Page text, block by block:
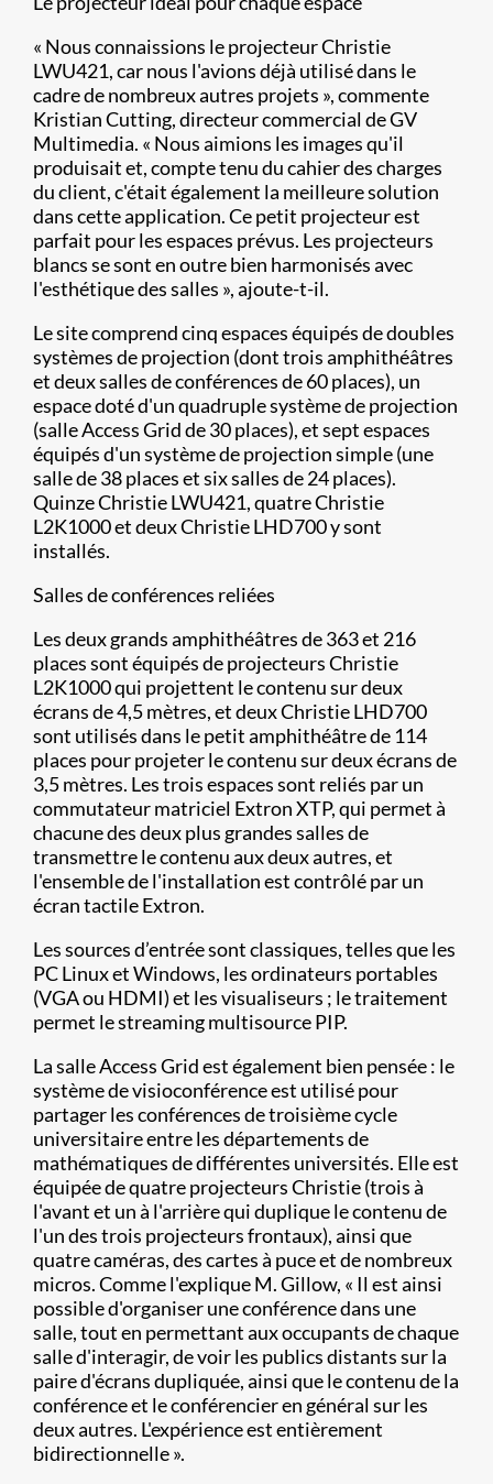
« Nous connaissions le projecteur Christie
LWU421, car nous l'avions déjà utilisé dans le
cadre de nombreux autres projets », commente
Kristian Cutting, directeur commercial de GV
Multimedia. « Nous aimions les images qu'il
produisait et, compte tenu du cahier des charges
du client, c'était également la meilleure solution
dans cette application. Ce petit projecteur est
parfait pour les espaces prévus. Les projecteurs
blancs se sont en outre bien harmonisés avec
l'esthétique des salles », ajoute-t-il.
Le site comprend cinq espaces équipés de doubles
systèmes de projection (dont trois amphithéâtres
et deux salles de conférences de 60 places), un
espace doté d'un quadruple système de projection
(salle Access Grid de 30 places), et sept espaces
équipés d'un système de projection simple (une
salle de 38 places et six salles de 24 places).
Quinze Christie LWU421, quatre Christie
L2K1000 et deux Christie LHD700 y sont
installés.
Salles de conférences reliées
Les deux grands amphithéâtres de 363 et 216
places sont équipés de projecteurs Christie
L2K1000 qui projettent le contenu sur deux
écrans de 4,5 mètres, et deux Christie LHD700
sont utilisés dans le petit amphithéâtre de 114
places pour projeter le contenu sur deux écrans de
3,5 mètres. Les trois espaces sont reliés par un
commutateur matriciel Extron XTP, qui permet à
chacune des deux plus grandes salles de
transmettre le contenu aux deux autres, et
l'ensemble de l'installation est contrôlé par un
écran tactile Extron.
Les sources d’entrée sont classiques, telles que les
PC Linux et Windows, les ordinateurs portables
(VGA ou HDMI) et les visualiseurs ; le traitement
permet le streaming multisource PIP.
La salle Access Grid est également bien pensée : le
système de visioconférence est utilisé pour
partager les conférences de troisième cycle
universitaire entre les départements de
mathématiques de différentes universités. Elle est
équipée de quatre projecteurs Christie (trois à
l'avant et un à l'arrière qui duplique le contenu de
l'un des trois projecteurs frontaux), ainsi que
quatre caméras, des cartes à puce et de nombreux
micros. Comme l'explique M. Gillow, « Il est ainsi
possible d'organiser une conférence dans une
salle, tout en permettant aux occupants de chaque
salle d'interagir, de voir les publics distants sur la
paire d'écrans dupliquée, ainsi que le contenu de la
conférence et le conférencier en général sur les
deux autres. L'expérience est entièrement
bidirectionnelle ».